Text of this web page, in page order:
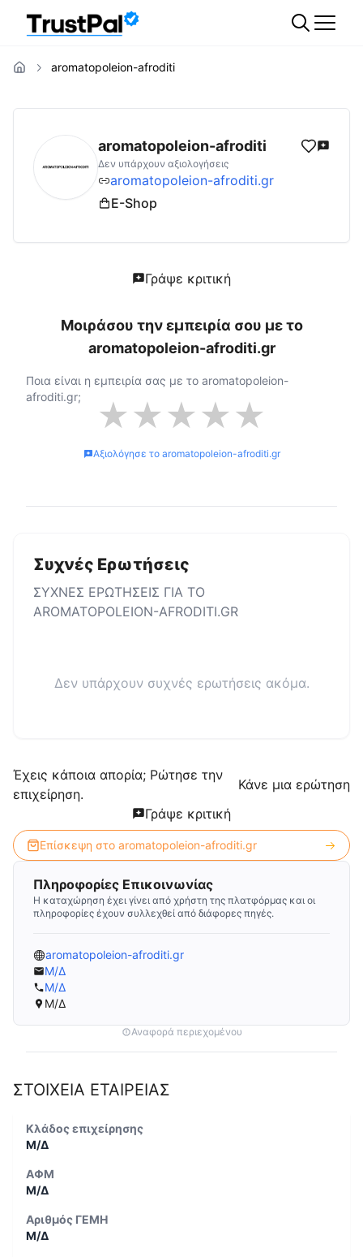
aromatopoleion-afroditi
aromatopoleion-afroditi.grΑξιολογήσεις |
aromatopoleion-afroditi
Δεν υπάρχουν αξιολογήσεις
aromatopoleion-afroditi.gr
E-Shop
Γράψε κριτική
Μοιράσου την εμπειρία σου με το
aromatopoleion-afroditi.gr
Ποια είναι η εμπειρία σας με το aromatopoleion-
afroditi.gr; ★★★★★
Αξιολόγησε το aromatopoleion-afroditi.gr
Συχνές Ερωτήσεις
ΣΥΧΝΕΣ ΕΡΩΤΗΣΕΙΣ ΓΙΑ ΤΟ
AROMATOPOLEION-AFRODITI.GR
Δεν υπάρχουν συχνές ερωτήσεις ακόμα.
Έχεις κάποια απορία; Ρώτησε την
επιχείρηση.
Κάνε μια ερώτηση
Γράψε κριτική
Επίσκεψη στο aromatopoleion-afroditi.gr
Πληροφορίες Επικοινωνίας
Η καταχώρηση έχει γίνει από χρήστη της πλατφόρμας και οι
πληροφορίες έχουν συλλεχθεί από διάφορες πηγές.
aromatopoleion-afroditi.gr
Μ/Δ
Μ/Δ
Μ/Δ
Αναφορά περιεχομένου
ΣΤΟΙΧΕΙΑ ΕΤΑΙΡΕΙΑΣ
Κλάδος επιχείρησης
Μ/Δ
ΑΦΜ
Μ/Δ
Αριθμός ΓΕΜΗ
Μ/Δ